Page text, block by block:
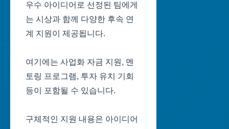
우수 아이디어로 선정된 팀에게
는 시상과 함께 다양한 후속 연
계 지원이 제공됩니다.
여기에는 사업화 자금 지원, 멘
토링 프로그램, 투자 유치 기회
등이 포함될 수 있습니다.
구체적인 지원 내용은 아이디어